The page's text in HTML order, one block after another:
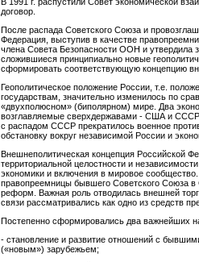
договор.
После распада Советского Союза и
Федерация, выступив в качестве
члена Совета Безопасности ООН и утвердила
сложившиеся принципиально новые
сформировать соответствующую концепцию
Геополитическое положение России, т.е.
государствам, значительно изменилось по
«двухполюсном» (биполярном) мире. Два
возглавляемые сверхдержавами - США и
с распадом СССР прекратилось военное
обстановку вокруг независимой России и
Внешнеполитическая концепция Российской
территориальной целостности и
экономики и включения в мировое
правопреемницы бывшего Советского Союза
реформ. Важная роль отводилась внешней
связи рассматривались как одно из средств
Постепенно сформировались два важнейших
- становление и развитие отношений с
(«новым») зарубежьем;